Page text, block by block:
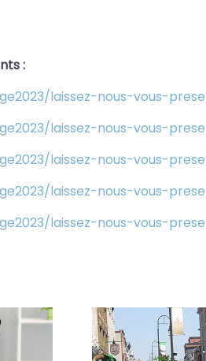
:
laissez-nous-vous-
laissez-nous-vous-
laissez-nous-vous-
laissez-nous-vous-
laissez-nous-vous-